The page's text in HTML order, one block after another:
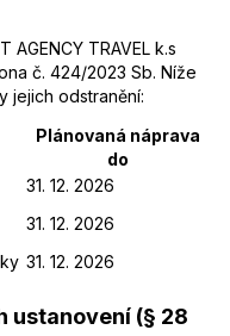
TRAVEL k.s
č. 424/2023 Sb. Níže
jejich odstranění:
Plánovaná náprava
do
31. 12. 2026
31. 12. 2026
31. 12. 2026
ustanovení (§ 28